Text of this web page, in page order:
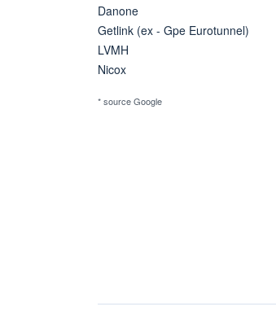
Danone
Getlink (ex - Gpe Eurotunnel)
LVMH
Nicox
* source Google